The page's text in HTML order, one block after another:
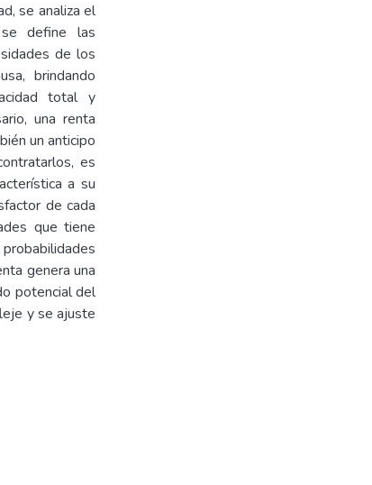
se analiza el
define las
de los
brindando
total y
una renta
un anticipo
es
a su
de cada
que tiene
genera una
potencial del
y se ajuste